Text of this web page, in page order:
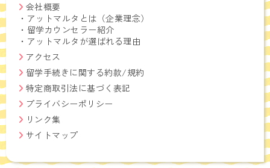
会社概要
・ アットマルタとは（企業理念）
・ 留学カウンセラー紹介
・ アットマルタが選ばれる理由
アクセス
留学手続きに関する約款/規約
特定商取引法に基づく表記
プライバシーポリシー
リンク集
サイトマップ